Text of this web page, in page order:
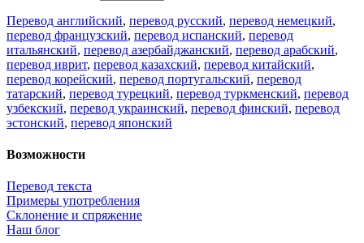
Перевод английский, перевод русский, перевод немецкий,
перевод французский, перевод испанский, перевод
итальянский, перевод азербайджанский, перевод арабский,
перевод иврит, перевод казахский, перевод китайский,
перевод корейский, перевод португальский, перевод
татарский, перевод турецкий, перевод туркменский, перевод
узбекский, перевод украинский, перевод финский, перевод
эстонский, перевод японский
Возможности
Перевод текста
Примеры употребления
Склонение и спряжение
Наш блог